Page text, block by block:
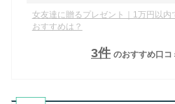
女友達に贈るプレゼント｜1万円以
おすすめは？
3件 のおすすめ口コ